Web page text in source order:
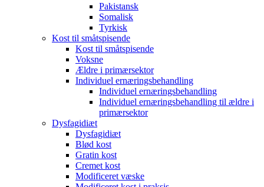
Pakistansk
Somalisk
Tyrkisk
Kost til småtspisende
Kost til småtspisende
Voksne
Ældre i primærsektor
Individuel ernæringsbehandling
Individuel ernæringsbehandling
Individuel ernæringsbehandling til ældre i
primærsektor
Dysfagidiæt
Dysfagidiæt
Blød kost
Gratin kost
Cremet kost
Modificeret væske